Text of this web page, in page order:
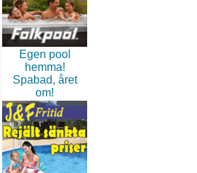
Egen pool
hemma!
Spabad, året
om!